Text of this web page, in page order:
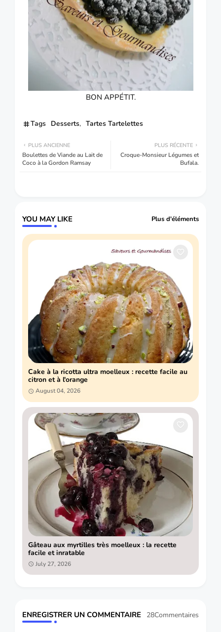
BON APPÉTIT.
Tags Desserts Tartes Tartelettes
PLUS RÉCENTE
Croque-Monsieur Légumes et
Bufala.
PLUS ANCIENNE
Boulettes de Viande au Lait de
Coco à la Gordon Ramsay
YOU MAY LIKE Plus d'éléments
Cake à la ricotta ultra moelleux : recette facile au
citron et à l'orange
August 04, 2026
Gâteau aux myrtilles très moelleux : la recette
facile et inratable
July 27, 2026
ENREGISTRER UN COMMENTAIRE 28Commentaires